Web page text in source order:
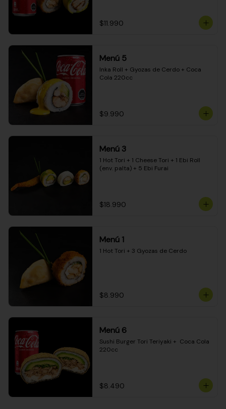
$11.990
Menú 5
Inka Roll + Gyozas de Cerdo + Coca
Cola 220cc
$9.990
Menú 3
1 Hot Tori + 1 Cheese Tori + 1 Ebi Roll
(env. palta) + 5 Ebi Furai
$18.990
Menú 1
1 Hot Tori + 3 Gyozas de Cerdo
$8.990
Menú 6
Sushi Burger Tori Teriyaki +  Coca Cola
220cc
$8.490